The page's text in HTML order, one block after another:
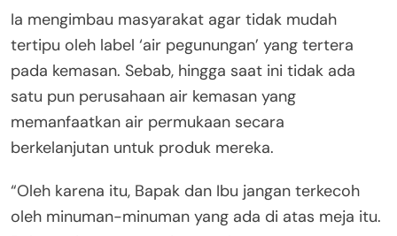
Ia mengimbau masyarakat agar tidak mudah
tertipu oleh label ‘air pegunungan’ yang tertera
pada kemasan. Sebab, hingga saat ini tidak ada
satu pun perusahaan air kemasan yang
memanfaatkan air permukaan secara
berkelanjutan untuk produk mereka.
“Oleh karena itu, Bapak dan Ibu jangan terkecoh
oleh minuman-minuman yang ada di atas meja itu.